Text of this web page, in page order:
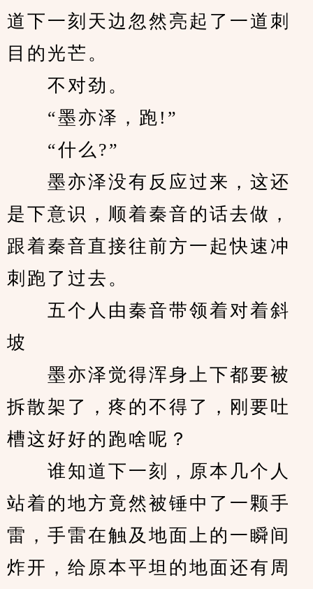
道下一刻天边忽然亮起了一道刺
目的光芒。
不对劲。
“墨亦泽，跑!”
“什么?”
墨亦泽没有反应过来，这还
是下意识，顺着秦音的话去做，
跟着秦音直接往前方一起快速冲
刺跑了过去。
五个人由秦音带领着对着斜
坡
墨亦泽觉得浑身上下都要被
拆散架了，疼的不得了，刚要吐
槽这好好的跑啥呢？
谁知道下一刻，原本几个人
站着的地方竟然被锤中了一颗手
雷，手雷在触及地面上的一瞬间
炸开，给原本平坦的地面还有周